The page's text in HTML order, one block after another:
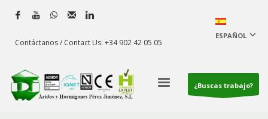
Contáctanos / Contact Us: +34 902 42 05 05
ESPAÑOL
¿Buscas trabajo?